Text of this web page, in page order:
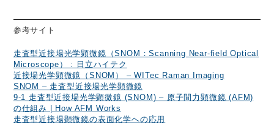
参考サイト
走査型近接場光学顕微鏡（SNOM：Scanning Near-field Optical
Microscope） : 日立ハイテク
近接場光学顕微鏡（SNOM） – WITec Raman Imaging
SNOM – 走査型近接場光学顕微鏡
9-1 走査型近接場光学顕微鏡 (SNOM) – 原子間力顕微鏡 (AFM)
の仕組み | How AFM Works
走査型近接場顕微鏡の表面化学への応用